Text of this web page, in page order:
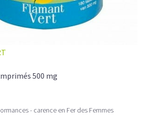
500 mg
- carence en Fer des Femmes